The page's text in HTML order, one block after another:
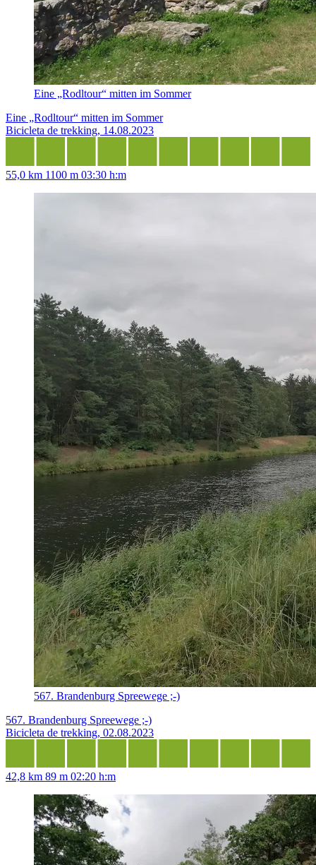
Eine „Rodltour“ mitten im Sommer
Eine „Rodltour“ mitten im Sommer
Bicicleta de trekking, 14.08.2023
55,0 km 1100 m 03:30 h:m
567. Brandenburg Spreewege ;-)
567. Brandenburg Spreewege ;-)
Bicicleta de trekking, 02.08.2023
42,8 km 89 m 02:20 h:m